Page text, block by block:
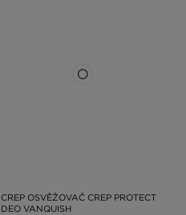
CREP OSVĚŽOVAČ CREP PROTECT
DEO VANQUISH